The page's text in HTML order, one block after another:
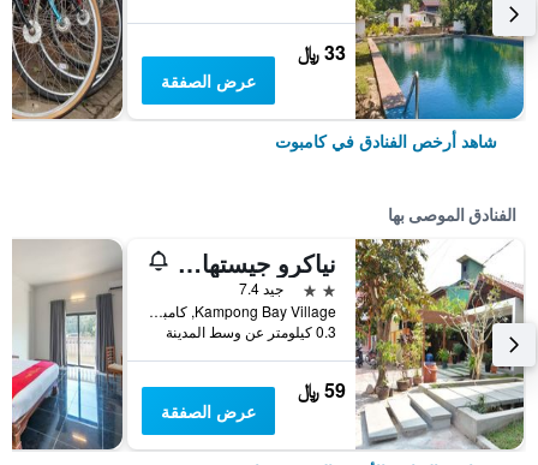
33 ﷼
عرض الصفقة
شاهد أرخص الفنادق في كامبوت
الفنادق الموصى بها
نياكرو جيستهاوس آند ريستورانت
2 نجمتين
جيد 7.4
Kampong Bay Village, كامبوت, كمبوديا
0.3 كيلومتر عن وسط المدينة
59 ﷼
عرض الصفقة